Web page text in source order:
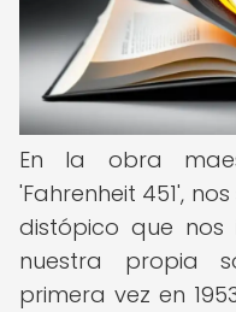
En la obra
'Fahrenheit 451',
distópico que nos
nuestra propia
primera vez en